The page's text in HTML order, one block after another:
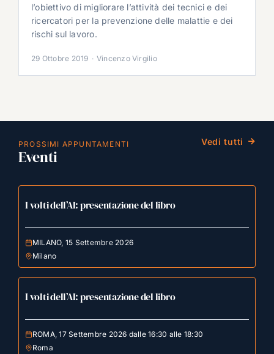
l’obiettivo di migliorare l’attività dei tecnici e dei
ricercatori per la prevenzione delle malattie e dei
rischi sul lavoro.
29 Ottobre 2019 · Vincenzo Virgilio
PROSSIMI APPUNTAMENTI
Eventi
Vedi tutti
I volti dell’AI: presentazione del libro
MILANO, 15 Settembre 2026
Milano
I volti dell’AI: presentazione del libro
ROMA, 17 Settembre 2026 dalle 16:30 alle 18:30
Roma